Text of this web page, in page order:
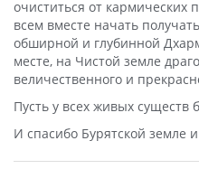
очиститься от кармических
всем вместе начать
обширной и глубинной
месте, на Чистой земле
величественного и
Пусть у всех живых существ
И спасибо Бурятской земле